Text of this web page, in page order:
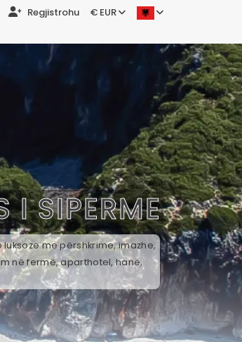
Regjistrohu € EUR
I SIPERME
me përshkrime, imazhe,
në fermë, aparthotel, hanë,